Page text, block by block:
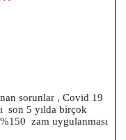
sorunlar , Covid 19
son 5 yılda birçok
zam uygulanması